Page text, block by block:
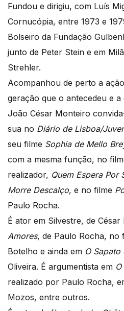
Fundou e dirigiu, com Luís
Cornucópia, entre 1973 e
Bolseiro da Fundação
junto de Peter Stein e em
Strehler.
Acompanhou de perto a
geração que o antecedeu e
João César Monteiro
sua no Diário de Lisboa/
seu filme Sophia de Mello
com a mesma função, no
realizador, Quem Espera Por
Morre Descalço, e no filme
Paulo Rocha.
É ator em Silvestre, de
Amores, de Paulo Rocha, no
Botelho e ainda em O Sapato
Oliveira. É argumentista em
realizado por Paulo Rocha,
Mozos, entre outros.